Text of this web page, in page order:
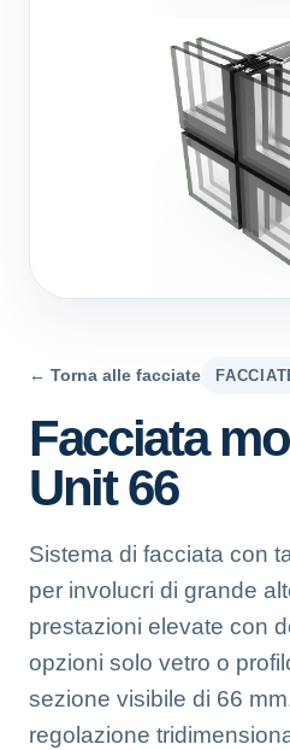
← Torna alle facciate
Facciata
Unit 66
Sistema di facciata con
per involucri di grande
prestazioni elevate con
opzioni solo vetro o
sezione visibile di 66
regolazione